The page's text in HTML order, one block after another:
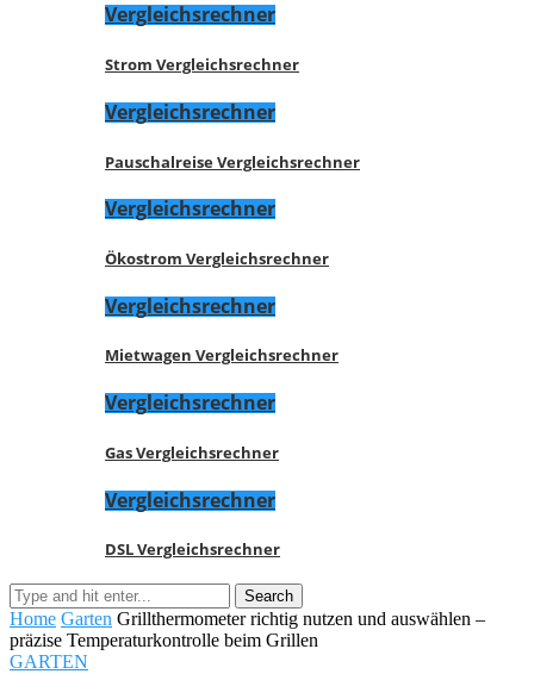
Vergleichsrechner
Strom Vergleichsrechner
Vergleichsrechner
Pauschalreise Vergleichsrechner
Vergleichsrechner
Ökostrom Vergleichsrechner
Vergleichsrechner
Mietwagen Vergleichsrechner
Vergleichsrechner
Gas Vergleichsrechner
Vergleichsrechner
DSL Vergleichsrechner
Home Garten Grillthermometer richtig nutzen und auswählen –
präzise Temperaturkontrolle beim Grillen
GARTEN